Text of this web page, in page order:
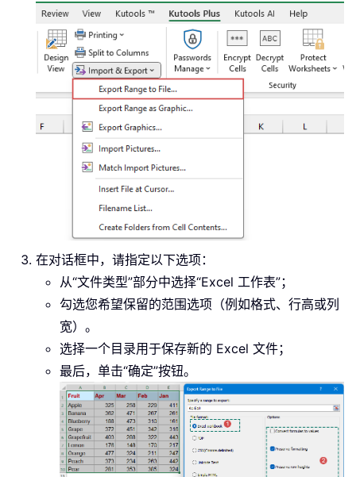
在对话框中，请指定以下选项：
从“文件类型”部分中选择“Excel 工作表”；
勾选您希望保留的范围选项（例如格式、行高或列
宽）。
选择一个目录用于保存新的 Excel 文件；
最后，单击“确定”按钮。